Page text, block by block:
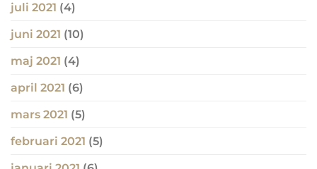
juli 2021 (4)
juni 2021 (10)
maj 2021 (4)
april 2021 (6)
mars 2021 (5)
februari 2021 (5)